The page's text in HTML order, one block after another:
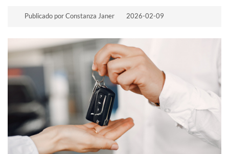
Publicado por Constanza Janer 2026-02-09